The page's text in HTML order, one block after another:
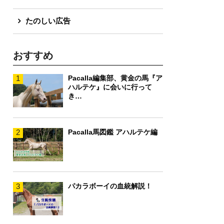
たのしい広告
おすすめ
1
Pacalla編集部、黄金の馬『ア
ハルテケ』に会いに行って
き…
2 Pacalla馬図鑑 アハルテケ編
3 パカラボーイの血統解説！